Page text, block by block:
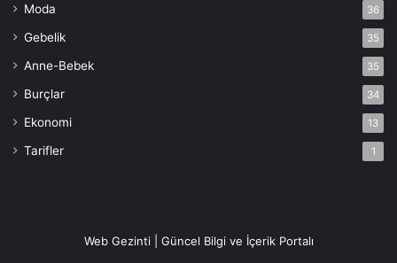
Moda 36
Gebelik 35
Anne-Bebek 35
Burçlar 34
Ekonomi 13
Tarifler 1
Web Gezinti | Güncel Bilgi ve İçerik Portalı